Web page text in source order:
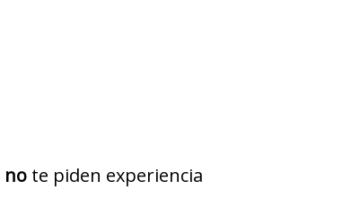
note piden experiencia